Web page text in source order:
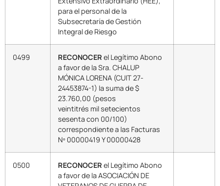
para el personal de la
Subsecretaría de Gestión
Integral de Riesgo
0499 RECONOCER el Legítimo Abono
a favor de la Sra. CHALUP
MÓNICA LORENA (CUIT 27-
24453874-1) la suma de $
23.760,00 (pesos
veintitrés mil setecientos
sesenta con 00/100)
correspondiente a las Facturas
Nº 00000419 Y 00000428
0500 RECONOCER el Legítimo Abono
a favor de la ASOCIACIÓN DE